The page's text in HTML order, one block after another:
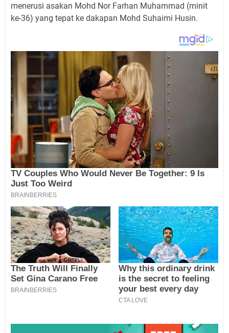
menerusi asakan Mohd Nor Farhan Muhammad (minit
ke-36) yang tepat ke dakapan Mohd Suhaimi Husin.